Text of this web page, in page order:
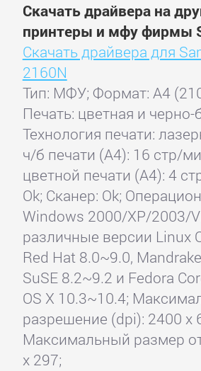
Скачать драйвера на
принтеры и мфу фирмы
Скачать драйвера для
2160N
Тип: МФУ; Формат: A4
Печать: цветная и черно-
Технология печати:
ч/б печати (А4): 16 стр/
цветной печати (А4): 4
Ok; Сканер: Ok;
Windows 2000/XP/2003/
различные версии Linux
Red Hat 8.0~9.0,
SuSE 8.2~9.2 и Fedora
OS X 10.3~10.4;
разрешение (dpi): 2400 x
Максимальный размер
x 297;